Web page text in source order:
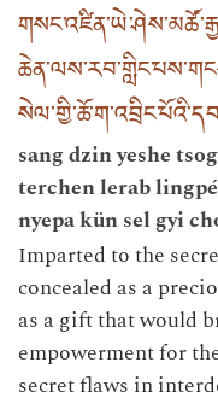
sang dzin yeshe
terchen lerab
nyepa kün sel gyi
Imparted to the
concealed as a
as a gift that would
empowerment for
secret flaws in